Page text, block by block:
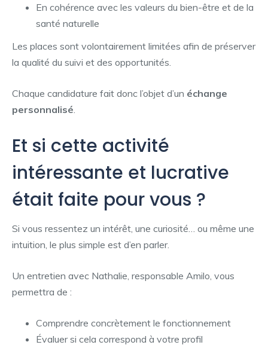
En cohérence avec les valeurs du bien-être et de la
santé naturelle
Les places sont volontairement limitées afin de préserver
la qualité du suivi et des opportunités.
Chaque candidature fait donc l’objet d’un échange
personnalisé.
Et si cette activité
intéressante et lucrative
était faite pour vous ?
Si vous ressentez un intérêt, une curiosité… ou même une
intuition, le plus simple est d’en parler.
Un entretien avec Nathalie, responsable Amilo, vous
permettra de :
Comprendre concrètement le fonctionnement
Évaluer si cela correspond à votre profil